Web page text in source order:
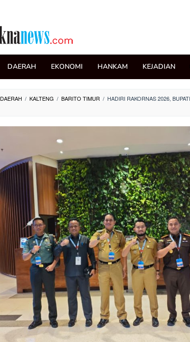
DAERAH EKONOMI HANKAM KEJADIAN
DAERAH / KALTENG / BARITO TIMUR / HADIRI RAKORNAS 2026,